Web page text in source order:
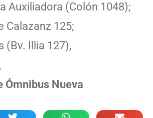
Auxiliadora (Colón 1048);
Calazanz 125;
(Bv. Illia 127),
Ómnibus Nueva